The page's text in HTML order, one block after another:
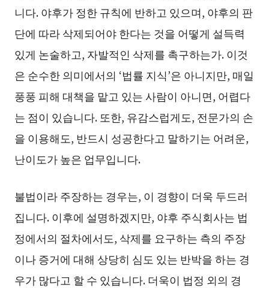
니다. 야후가 정한 규칙에 반하고 있으며, 야후의 판
단에 따라 삭제되어야 한다는 것을 어떻게 설득력
있게 논술하고, 자발적인 삭제를 촉구하는가. 이것
은 순수한 의미에서의 ‘법률 지식’은 아니지만, 매일
풍풍 피해 대책을 맡고 있는 사람이 아니면, 어렵다
는 점이 있습니다. 또한, 유감스럽게도, 전문가의 손
을 이용해도, 반드시 성공한다고 말하기는 어려운,
난이도가 높은 업무입니다.
불법이라 주장하는 경우는, 이 경향이 더욱 두드러
집니다. 이후에 설명하겠지만, 야후 주식회사는 법
정에서의 절차에서도, 삭제를 요구하는 측의 주장
이나 증거에 대해 상당히 심도 있는 반박을 하는 경
우가 많다고 할 수 있습니다. 더욱이 법정 외의 경